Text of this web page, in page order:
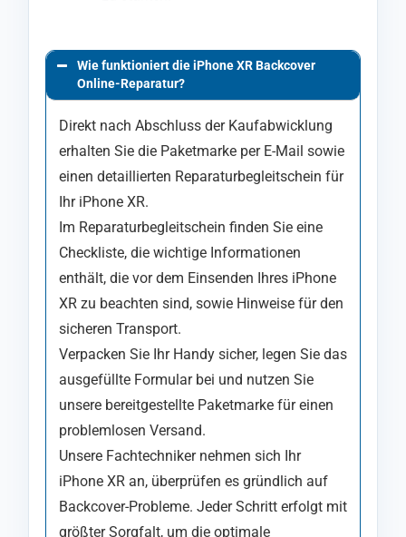
Wie funktioniert die iPhone XR Backcover
Online-Reparatur?
Direkt nach Abschluss der Kaufabwicklung
erhalten Sie die Paketmarke per E-Mail sowie
einen detaillierten Reparaturbegleitschein für
Ihr iPhone XR.
Im Reparaturbegleitschein finden Sie eine
Checkliste, die wichtige Informationen
enthält, die vor dem Einsenden Ihres iPhone
XR zu beachten sind, sowie Hinweise für den
sicheren Transport.
Verpacken Sie Ihr Handy sicher, legen Sie das
ausgefüllte Formular bei und nutzen Sie
unsere bereitgestellte Paketmarke für einen
problemlosen Versand.
Unsere Fachtechniker nehmen sich Ihr
iPhone XR an, überprüfen es gründlich auf
Backcover-Probleme. Jeder Schritt erfolgt mit
größter Sorgfalt, um die optimale